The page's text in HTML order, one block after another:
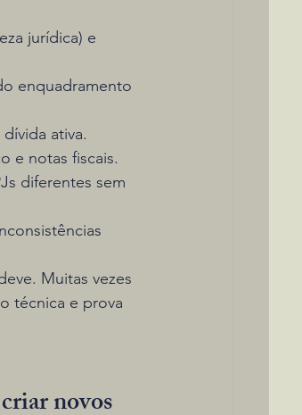
jurídica) e
enquadramento
ativa.
e notas fiscais.
diferentes sem
Muitas vezes
técnica e prova
novos